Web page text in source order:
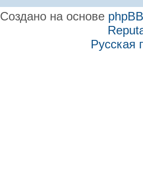
Создано на основе phpBB
Русская